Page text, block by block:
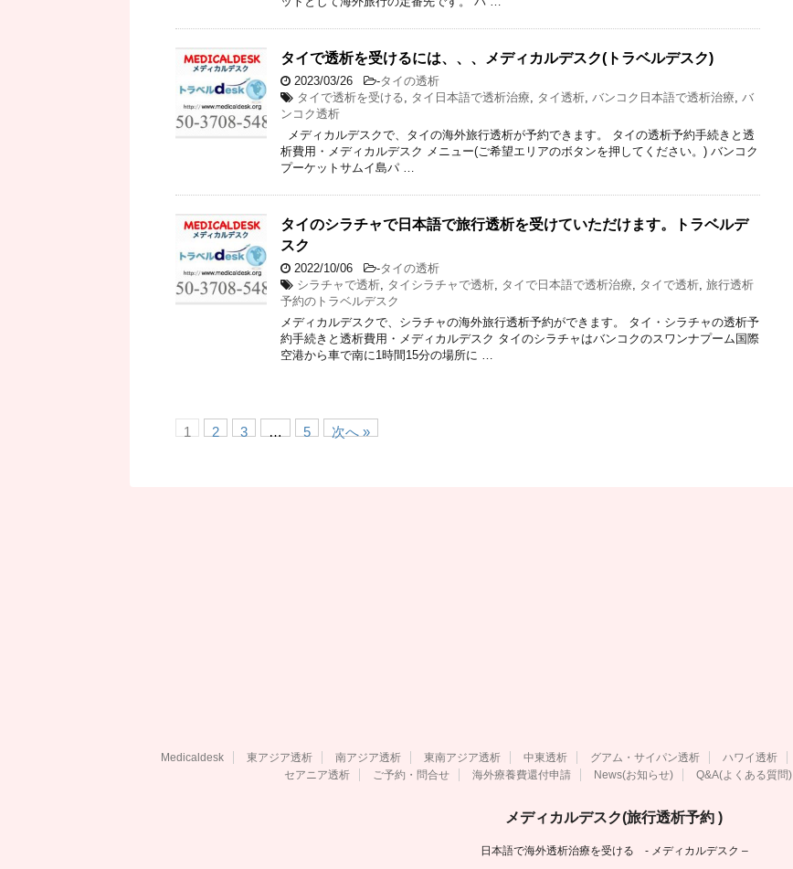
タイで透析を受けるには、、、メディカルデスク(トラベルデスク)
2023/03/26 -タイの透析
タイで透析を受ける, タイ日本語で透析治療, タイ透析, バンコク日本語で透析治療, バ
ンコク透析
メディカルデスクで、タイの海外旅行透析が予約できます。 タイの透析予約手続きと透
析費用・メディカルデスク メニュー(ご希望エリアのボタンを押してください。) バンコク
プーケットサムイ島パ …
タイのシラチャで日本語で旅行透析を受けていただけます。トラベルデ
スク
2022/10/06 -タイの透析
シラチャで透析, タイシラチャで透析, タイで日本語で透析治療, タイで透析, 旅行透析
予約のトラベルデスク
メディカルデスクで、シラチャの海外旅行透析予約ができます。 タイ・シラチャの透析予
約手続きと透析費用・メディカルデスク タイのシラチャはバンコクのスワンナプーム国際
空港から車で南に1時間15分の場所に …
1 2 3 … 5 次へ »
Medicaldesk 東アジア透析 南アジア透析 東南アジア透析 中東透析 グアム・サイパン透析 ハワイ透析
セアニア透析
ご予約・問合せ 海外療養費還付申請 News(お知らせ) Q&A(よくある質問)
メディカルデスク(旅行透析予約 )
日本語で海外透析治療を受ける - メディカルデスク –